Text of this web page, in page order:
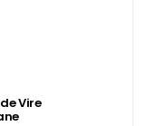
Vire